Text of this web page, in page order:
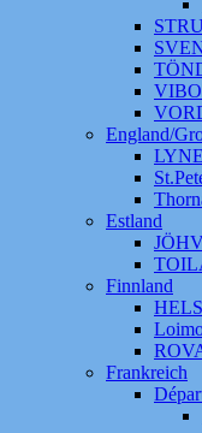
England/
Estland
Finnland
Frankreich